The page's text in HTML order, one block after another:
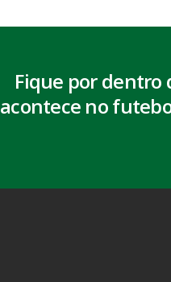
Fique por dentro
acontece no